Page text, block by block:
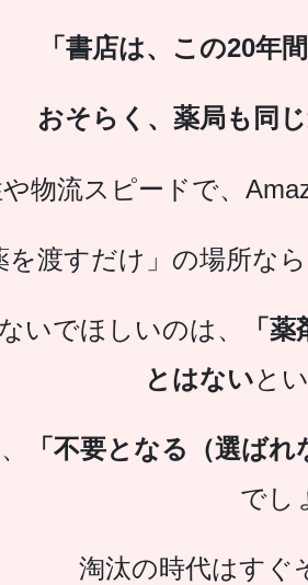
「書店は、この20年
おそらく、薬局も同
物流スピードで、
を渡すだけ」の場所な
いでほしいのは、
「
とはないと
「不要となる（選ば
でし
淘汰の時代はすぐ